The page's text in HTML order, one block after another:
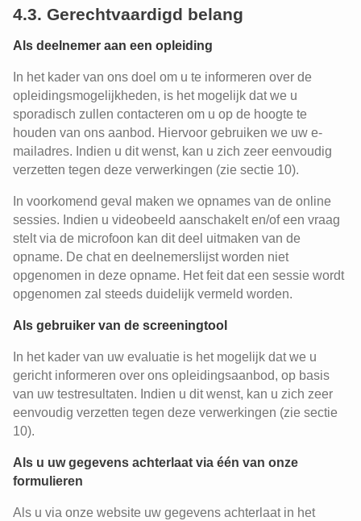
4.3. Gerechtvaardigd belang
Als deelnemer aan een opleiding
In het kader van ons doel om u te informeren over de
opleidingsmogelijkheden, is het mogelijk dat we u
sporadisch zullen contacteren om u op de hoogte te
houden van ons aanbod. Hiervoor gebruiken we uw e-
mailadres. Indien u dit wenst, kan u zich zeer eenvoudig
verzetten tegen deze verwerkingen (zie sectie 10).
In voorkomend geval maken we opnames van de online
sessies. Indien u videobeeld aanschakelt en/of een vraag
stelt via de microfoon kan dit deel uitmaken van de
opname. De chat en deelnemerslijst worden niet
opgenomen in deze opname. Het feit dat een sessie wordt
opgenomen zal steeds duidelijk vermeld worden.
Als gebruiker van de screeningtool
In het kader van uw evaluatie is het mogelijk dat we u
gericht informeren over ons opleidingsaanbod, op basis
van uw testresultaten. Indien u dit wenst, kan u zich zeer
eenvoudig verzetten tegen deze verwerkingen (zie sectie
10).
Als u uw gegevens achterlaat via één van onze
formulieren
Als u via onze website uw gegevens achterlaat in het